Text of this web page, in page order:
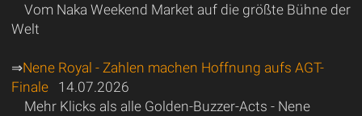
Vom Naka Weekend Market auf die größte Bühne der
Welt
⇒Nene Royal - Zahlen machen Hoffnung aufs AGT-
Finale14.07.2026
Mehr Klicks als alle Golden-Buzzer-Acts - Nene